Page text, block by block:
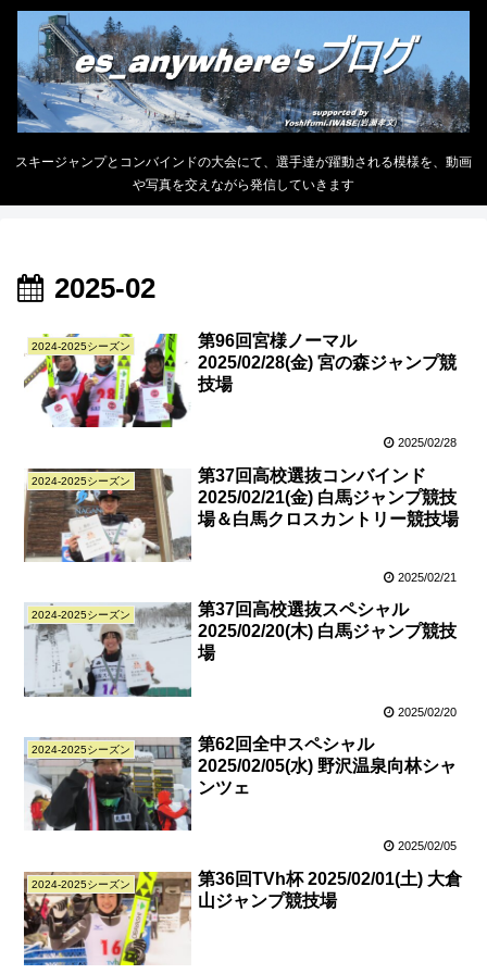
スキージャンプとコンバインドの大会にて、選手達が躍動される模様を、動画
や写真を交えながら発信していきます
2025-02
2024-2025シーズン
第96回宮様ノーマル
2025/02/28(金) 宮の森ジャンプ競
技場
2025/02/28
2024-2025シーズン
第37回高校選抜コンバインド
2025/02/21(金) 白馬ジャンプ競技
場＆白馬クロスカントリー競技場
2025/02/21
2024-2025シーズン
第37回高校選抜スペシャル
2025/02/20(木) 白馬ジャンプ競技
場
2025/02/20
2024-2025シーズン
第62回全中スペシャル
2025/02/05(水) 野沢温泉向林シャ
ンツェ
2025/02/05
2024-2025シーズン
第36回TVh杯 2025/02/01(土) 大倉
山ジャンプ競技場